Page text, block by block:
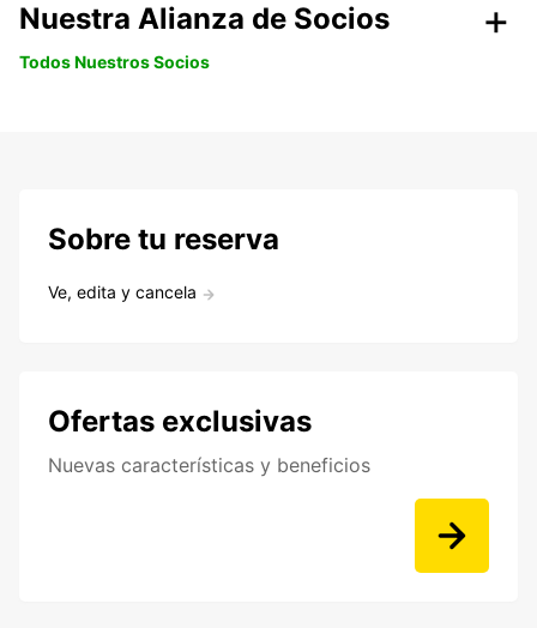
Nuestra Alianza de Socios
Todos Nuestros Socios
Sobre tu reserva
Ve, edita y cancela
Ofertas exclusivas
Nuevas características y beneficios